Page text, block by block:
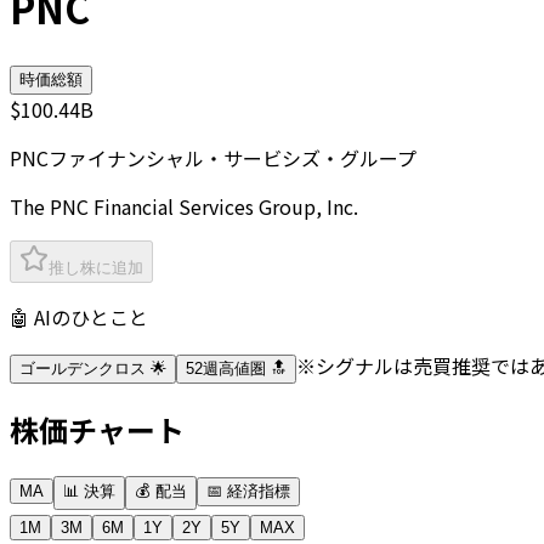
時価総額
$100.44B
PNCファイナンシャル・サービシズ・グループ
The PNC Financial Services Group, Inc.
推し株に追加
🤖 AIのひとこと
ゴールデンクロス 🌟 52週高値圏 🔝 ※シグナルは売買推奨では
株価チャート
MA 📊 決算 💰 配当
📅 経済指標
1M
3M 6M 1Y 2Y 5Y MAX